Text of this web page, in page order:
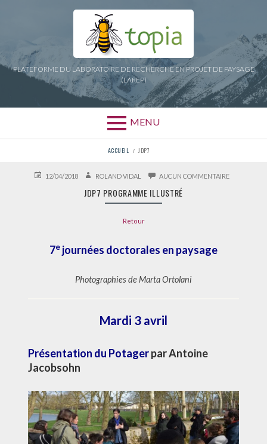
PLATEFORME DU LABORATOIRE DE RECHERCHE EN PROJET DE PAYSAGE
(LAREP)
MENU
D'ARIANE
ACCUEIL JDP7
PUBLIÉ12/04/2018 AUTEURROLAND VIDAL AUCUN COMMENTAIRESUR
JDP7 PROGRAMME ILLUSTRÉ
Retour
7e journées doctorales en paysage
Photographies de Marta Ortolani
Mardi 3 avril
Présentation du PotagerparAntoine
Jacobsohn